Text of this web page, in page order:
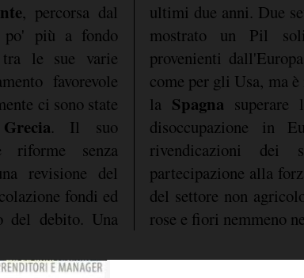
, percorsa dal
po' più a fondo
le sue varie
favorevole
ci sono state
Grecia. Il suo
riforme senza
revisione del
fondi ed
del debito. Una
ultimi due anni. Due
mostrato un Pil
provenienti
come per gli Usa, ma
la Spagna
disoccupazione in
rivendicazioni
partecipazione alla
del settore non
rose e fiori nemmeno